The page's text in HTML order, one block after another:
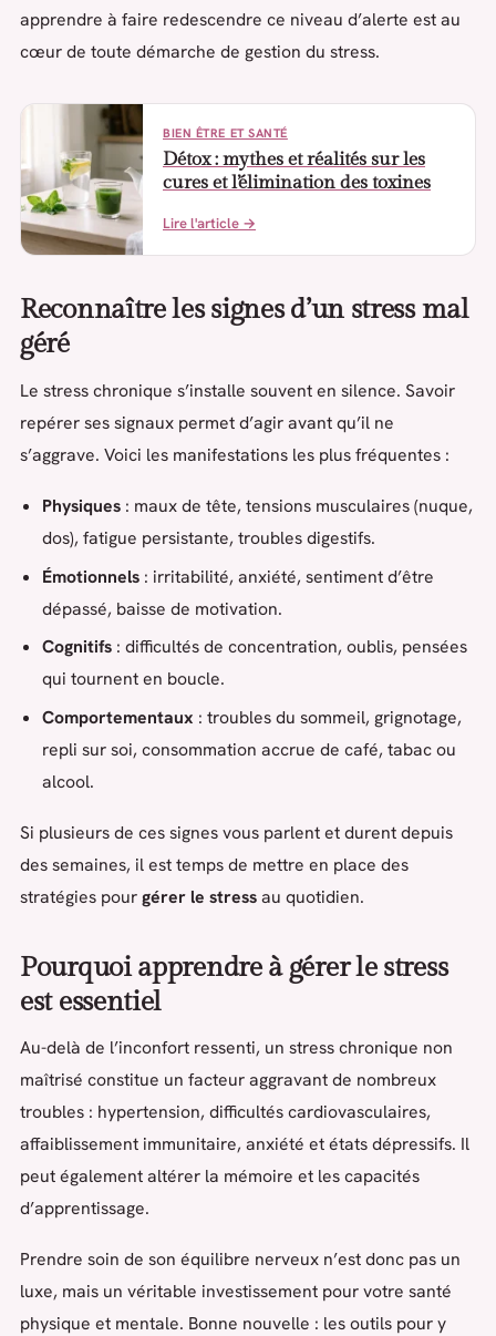
apprendre à faire redescendre ce niveau d’alerte est au
cœur de toute démarche de gestion du stress.
BIEN ÊTRE ET SANTÉ
Détox : mythes et réalités sur les
cures et l’élimination des toxines
Lire l'article →
Reconnaître les signes d’un stress mal
géré
Le stress chronique s’installe souvent en silence. Savoir
repérer ses signaux permet d’agir avant qu’il ne
s’aggrave. Voici les manifestations les plus fréquentes :
Physiques : maux de tête, tensions musculaires (nuque,
dos), fatigue persistante, troubles digestifs.
Émotionnels : irritabilité, anxiété, sentiment d’être
dépassé, baisse de motivation.
Cognitifs : difficultés de concentration, oublis, pensées
qui tournent en boucle.
Comportementaux : troubles du sommeil, grignotage,
repli sur soi, consommation accrue de café, tabac ou
alcool.
Si plusieurs de ces signes vous parlent et durent depuis
des semaines, il est temps de mettre en place des
stratégies pourgérer le stressau quotidien.
Pourquoi apprendre à gérer le stress
est essentiel
Au-delà de l’inconfort ressenti, un stress chronique non
maîtrisé constitue un facteur aggravant de nombreux
troubles : hypertension, difficultés cardiovasculaires,
affaiblissement immunitaire, anxiété et états dépressifs. Il
peut également altérer la mémoire et les capacités
d’apprentissage.
Prendre soin de son équilibre nerveux n’est donc pas un
luxe, mais un véritable investissement pour votre santé
physique et mentale. Bonne nouvelle : les outils pour y